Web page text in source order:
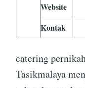
Website
Kontak
catering
Tasikmalaya